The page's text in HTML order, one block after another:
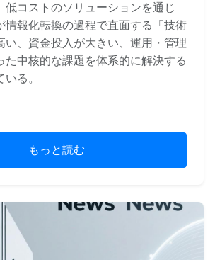
低コストのソリューションを通じ
情報化転換の過程で直面する「技術
い、資金投入が大きい、運用・管理
た中核的な課題を体系的に解決する
る。
もっと読む